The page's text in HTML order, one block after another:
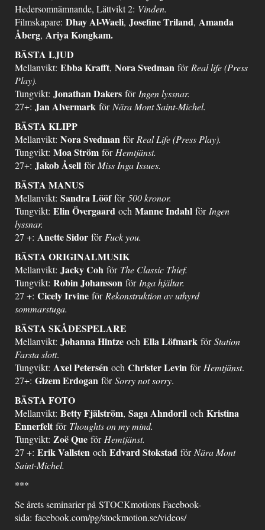
Hedersomnämnande, Lättvikt 2: Vinden.
Filmskapare: Dhay Al-Waeli, Josefine Triland, Amanda
Åberg, Ariya Kongkam.
BÄSTA LJUD
Mellanvikt: Ebba Krafft, Nora Svedman för Real life (Press
Play).
Tungvikt: Jonathan Dakers för Ingen lyssnar.
27+: Jan Alvermark för Nära Mont Saint-Michel.
BÄSTA KLIPP
Mellanvikt: Nora Svedman för Real Life (Press Play).
Tungvikt: Moa Ström för Hemtjänst.
27+: Jakob Åsell för Miss Inga Issues.
BÄSTA MANUS
Mellanvikt: Sandra Lööfför500 kronor.
Tungvikt: Elin Övergaard och Manne Indahl för Ingen
lyssnar.
27 +: Anette Sidor för Fuck you.
BÄSTA ORIGINALMUSIK
Mellanvikt: Jacky Coh för The Classic Thief.
Tungvikt: Robin Johansson för Inga hjältar.
27 +: Cicely Irvine för Rekonstruktion av uthyrd
sommarstuga.
BÄSTA SKÅDESPELARE
Mellanvikt: Johanna Hintze och Ella Löfmark förStation
Farsta slott.
Tungvikt: Axel Petersén och Christer Levin för Hemtjänst.
27+: Gizem Erdogan förSorry not sorry.
BÄSTA FOTO
Mellanvikt: Betty Fjälström, Saga Ahndoril och Kristina
Ennerfelt för Thoughts on my mind.
Tungvikt: Zoë Que för Hemtjänst.
27 +: Erik Vallsten och Edvard Stokstad för Nära Mont
Saint-Michel.
***
Se årets seminarier på STOCKmotions Facebook-
sida: facebook.com/pg/stockmotion.se/videos/